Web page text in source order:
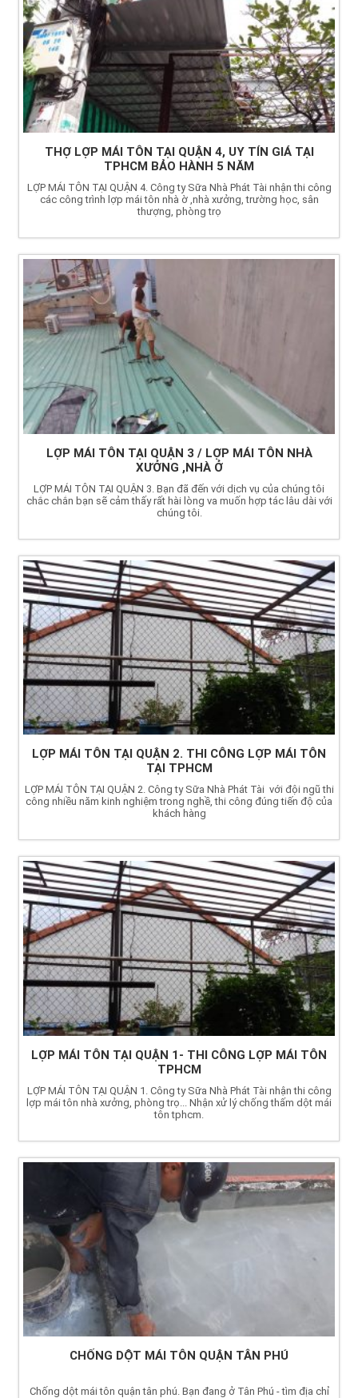
THỢ LỢP MÁI TÔN TẠI QUẬN 4, UY TÍN GIÁ TẠI
TPHCM BẢO HÀNH 5 NĂM
LỢP MÁI TÔN TẠI QUẬN 4. Công ty Sữa Nhà Phát Tài nhận thi công
các công trình lợp mái tôn nhà ờ ,nhà xưởng, trường học, sân
thượng, phòng trọ
LỢP MÁI TÔN TẠI QUẬN 3 / LỢP MÁI TÔN NHÀ
XƯỞNG ,NHÀ Ở
LỢP MÁI TÔN TẠI QUẬN 3. Bạn đã đến với dịch vụ của chúng tôi
chắc chắn bạn sẽ cảm thấy rất hài lòng va muốn hợp tác lâu dài với
chúng tôi.
LỢP MÁI TÔN TẠI QUẬN 2. THI CÔNG LỢP MÁI TÔN
TẠI TPHCM
LỢP MÁI TÔN TẠI QUẬN 2. Công ty Sữa Nhà Phát Tài với đội ngũ thi
công nhiều năm kinh nghiệm trong nghề, thi công đúng tiến độ của
khách hàng
LỢP MÁI TÔN TẠI QUẬN 1- THI CÔNG LỢP MÁI TÔN
TPHCM
LỢP MÁI TÔN TẠI QUẬN 1. Công ty Sữa Nhà Phát Tài nhận thi công
lợp mái tôn nhà xưởng, phòng trọ... Nhận xử lý chống thấm dột mái
tôn tphcm.
CHỐNG DỘT MÁI TÔN QUẬN TÂN PHÚ
Chống dột mái tôn quận tân phú. Bạn đang ở Tân Phú - tìm địa chỉ